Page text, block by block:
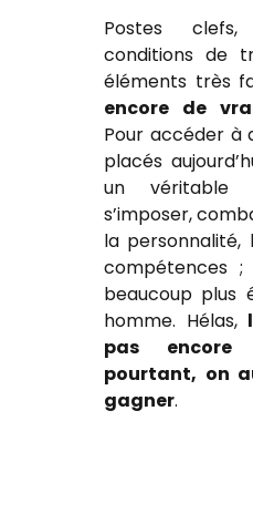
Postes clefs,
conditions de
éléments très
encore de
Pour accéder à
placés
un véritable
s’imposer,
la personnalité,
compétences
beaucoup plus
homme. Hélas,
pas encore
pourtant, on
gagner.